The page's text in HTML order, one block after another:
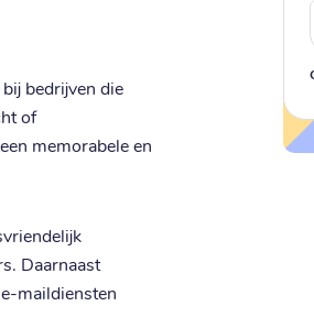
bedrijven die
of
memorabele en
Daarnaast
maildiensten